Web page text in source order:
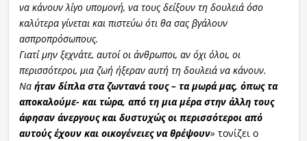
να κάνουν λίγο υπομονή, να τους δείξουν τη δουλειά όσο
καλύτερα γίνεται και πιστεύω ότι θα σας βγάλουν
ασπροπρόσωπους.
Γιατί μην ξεχνάτε, αυτοί οι άνθρωποι, αν όχι όλοι, οι
περισσότεροι, μια ζωή ήξεραν αυτή τη δουλειά να κάνουν.
Να ήταν δίπλα στα ζωντανά τους – τα μωρά μας, όπως τα
αποκαλούμε- και τώρα, από τη μια μέρα στην άλλη τους
άφησαν άνεργους και δυστυχώς οι περισσότεροι από
αυτούς έχουν και οικογένειες να θρέψουν» τονίζει ο